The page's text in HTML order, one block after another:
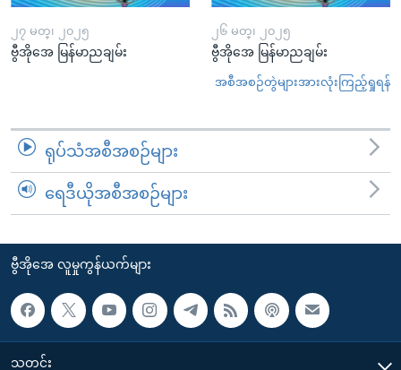
၂၇ မတ္၊ ၂၀၂၅
ဗွီအိုအေ မြန်မာညချမ်း
၂၆ မတ္၊ ၂၀၂၅
ဗွီအိုအေ မြန်မာညချမ်း
အစီအစဉ်တွဲများအားလုံးကြည့်ရှုရန်
ရုပ်သံအစီအစဉ်များ
ရေဒီယိုအစီအစဉ်များ
ဗွီအိုအေ လူမှုကွန်ယက်များ
သတင်း